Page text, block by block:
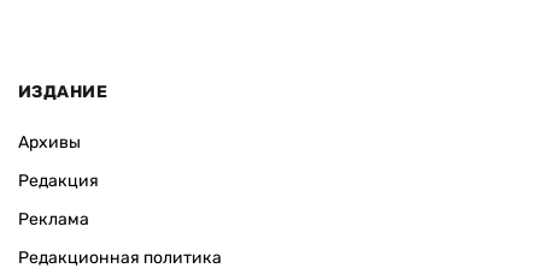
ИЗДАНИЕ
Архивы
Редакция
Реклама
Редакционная политика